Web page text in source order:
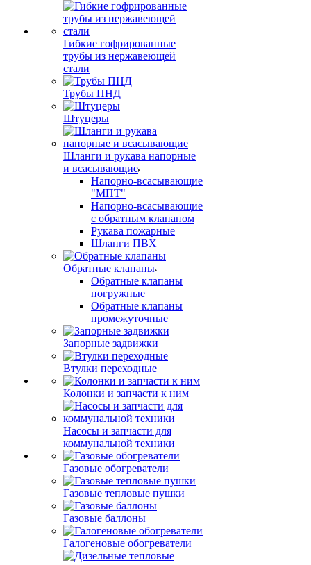
Гибкие гофрированные
трубы из нержавеющей
стали
Трубы ПНД
Штуцеры
Шланги и рукава напорные
и всасывающие
Напорно-всасывающие
"МПТ"
Напорно-всасывающие
с обратным клапаном
Рукава пожарные
Шланги ПВХ
Обратные клапаны
Обратные клапаны
погружные
Обратные клапаны
промежуточные
Запорные задвижки
Втулки переходные
Колонки и запчасти к ним
Насосы и запчасти для
коммунальной техники
Газовые обогреватели
Газовые тепловые пушки
Газовые баллоны
Галогеновые обогреватели